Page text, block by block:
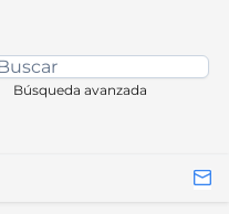
Búsqueda avanzada